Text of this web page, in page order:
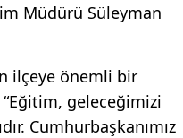
Müdürü Süleyman
ilçeye önemli bir
geleceğimizi
Cumhurbaşkanımız